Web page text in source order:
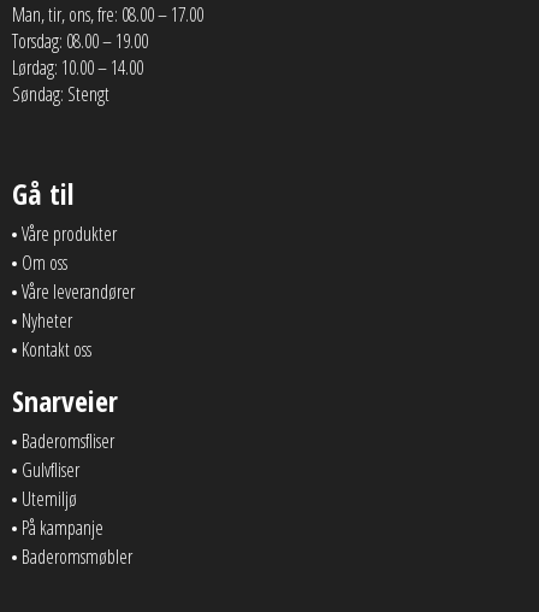
Man, tir, ons, fre: 08.00 – 17.00
Torsdag: 08.00 – 19.00
Lørdag: 10.00 – 14.00
Søndag: Stengt
Gå til
Våre produkter
Om oss
Våre leverandører
Nyheter
Kontakt oss
Snarveier
Baderomsfliser
Gulvfliser
Utemiljø
På kampanje
Baderomsmøbler